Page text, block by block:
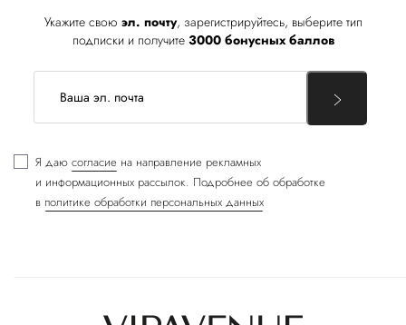
Укажите свою эл. почту, зарегистрируйтесь, выберите тип
подписки и получите 3000 бонусных баллов
Я даю согласие на направление рекламных
и информационных рассылок. Подробнее об обработке
в политике обработки персональных данных